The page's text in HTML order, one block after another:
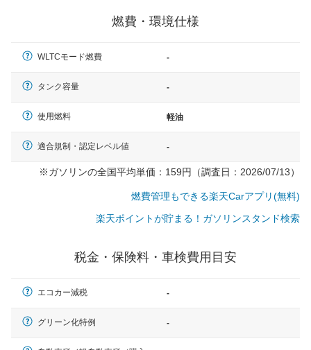
× 長さ 5,000mm 車路幅 5,000mmというサイズが標準値
燃費・環境仕様
WLTCモード燃費 -
タンク容量 -
使用燃料 軽油
適合規制・認定レベル値 -
※ガソリンの全国平均単価：159円（調査日：2026/07/13）
燃費管理もできる楽天Carアプリ(無料)
楽天ポイントが貯まる！ガソリンスタンド検索
税金・保険料・車検費用目安
エコカー減税 -
グリーン化特例 -